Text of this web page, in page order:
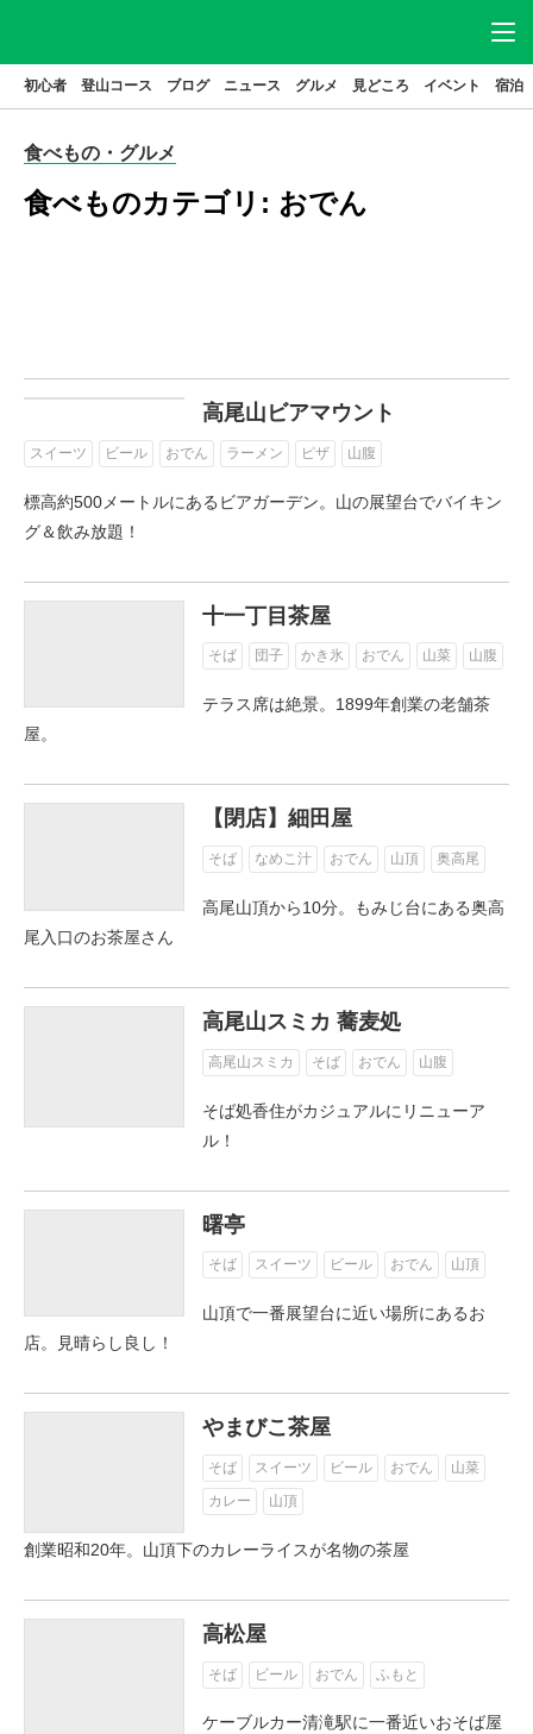
ニュース アクセス 駐車場
登山コース
見どころ
特集
ENGLISH
初心者 登山コース ブログ ニュース グルメ 見どころ イベント 宿泊
食べもの・グルメ
食べものカテゴリ: おでん
高尾山ビアマウント
スイーツ ビール おでん ラーメン ピザ 山腹
標高約500メートルにあるビアガーデン。山の展望台でバイキン
グ＆飲み放題！
十一丁目茶屋
そば 団子 かき氷 おでん 山菜 山腹
テラス席は絶景。1899年創業の老舗茶
屋。
【閉店】細田屋
そば なめこ汁 おでん 山頂 奥高尾
高尾山頂から10分。もみじ台にある奥高
尾入口のお茶屋さん
高尾山スミカ 蕎麦処
高尾山スミカ そば おでん 山腹
そば処香住がカジュアルにリニューア
ル！
曙亭
そば スイーツ ビール おでん 山頂
山頂で一番展望台に近い場所にあるお
店。見晴らし良し！
やまびこ茶屋
そば スイーツ ビール おでん
山菜
カレー
山頂
創業昭和20年。山頂下のカレーライスが名物の茶屋
高松屋
そば ビール おでん ふもと
ケーブルカー清滝駅に一番近いおそば屋